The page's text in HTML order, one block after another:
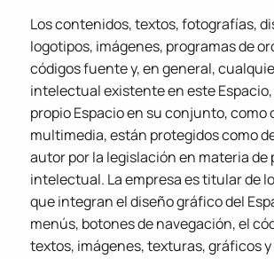
Los contenidos, textos, fotografías,
logotipos, imágenes, programas de
códigos fuente y, en general,
intelectual existente en este Espacio,
propio Espacio en su conjunto, como
multimedia, están protegidos como
autor por la legislación en materia de
intelectual. La empresa es titular de
que integran el diseño gráfico del
menús, botones de navegación, el
textos, imágenes, texturas, gráficos